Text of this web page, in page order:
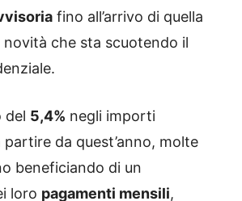
fino all’arrivo di quella
che sta scuotendo il
del 5,4% negli importi
da quest’anno, molte
beneficiando di un
loro pagamenti mensili,